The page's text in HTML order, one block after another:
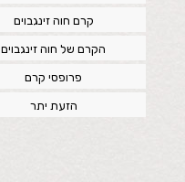
קרם חוה זינגבוים
הקרם של חוה זינגבוים
פרופסי קרם
הזעת יתר